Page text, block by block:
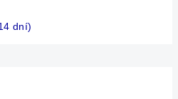
dní)